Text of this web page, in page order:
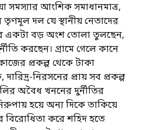
সমস্যার আংশিক সমাধানমাত্র,
দল যে স্থানীয় নেতাদের
একটা বড় অংশ তোলা তুলছেন,
করছেন। গ্রামে গেলে কানে
প্রকল্প থেকে টাকা
নিরসনের প্রায় সব প্রকল্প
অবৈধ খননের দুর্নীতির
হয়ে অন্য দিকে তাকিয়ে
করে শহিদ হতে